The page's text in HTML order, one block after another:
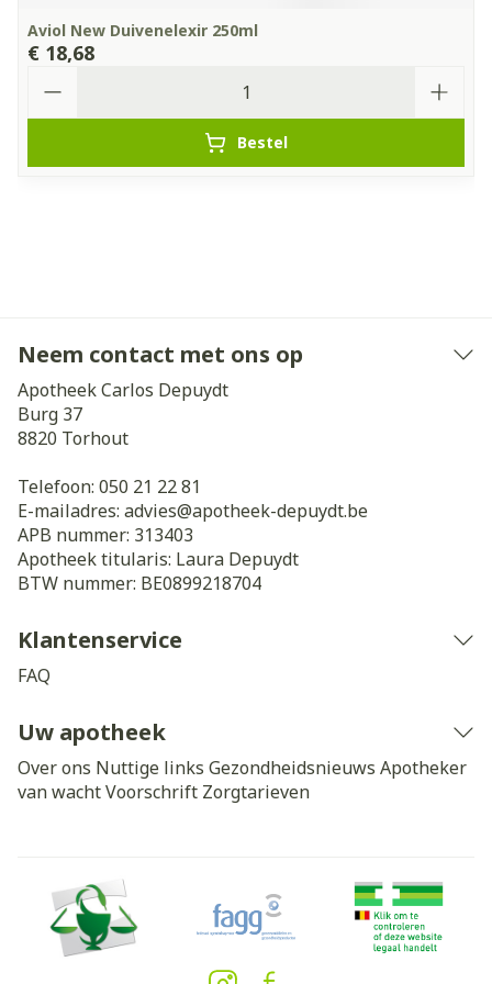
Aviol New Duivenelexir 250ml
€ 18,68
Bestel
Neem contact met ons op
Apotheek Carlos Depuydt
Burg 37
8820 Torhout
Telefoon: 050 21 22 81
E-mailadres: advies@apotheek-depuydt.be
APB nummer: 313403
Apotheek titularis: Laura Depuydt
BTW nummer: BE0899218704
Klantenservice
FAQ
Uw apotheek
Over ons Nuttige links Gezondheidsnieuws Apotheker
van wachtVoorschrift Zorgtarieven